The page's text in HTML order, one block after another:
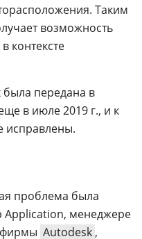
Таким
возможность
контексте
передана в
в июле 2019 г., и к
исправлены.
проблема была
Application, менеджере
фирмы Autodesk ,